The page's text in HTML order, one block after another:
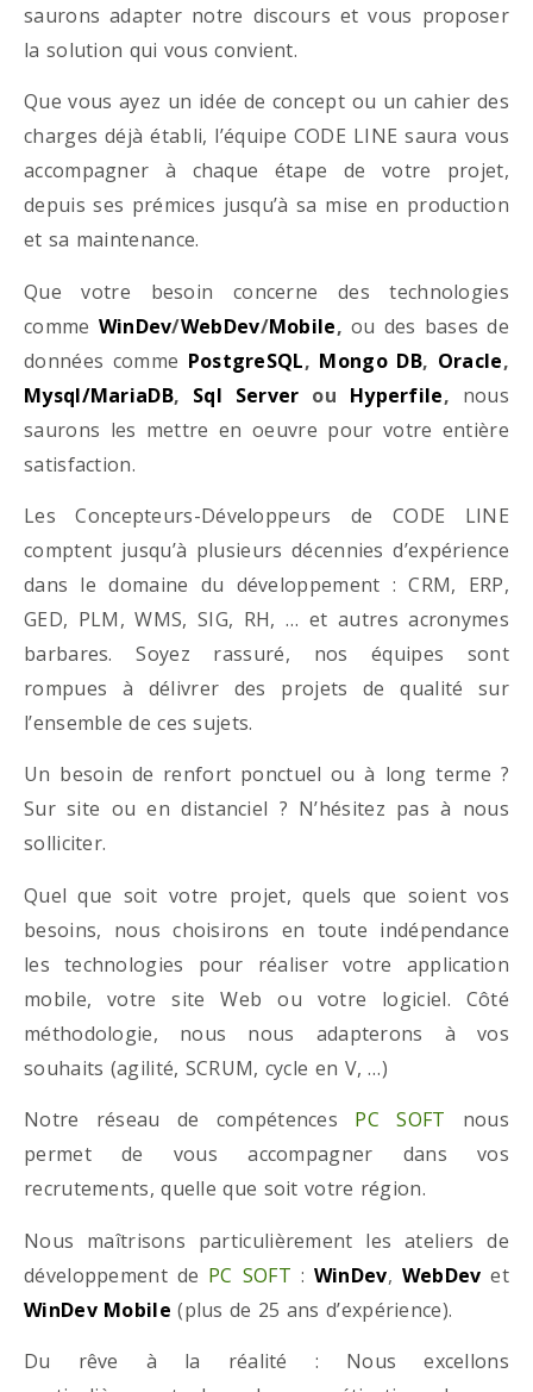
saurons adapter notre discours et vous proposer
la solution qui vous convient.
Que vous ayez un idée de concept ou un cahier des
charges déjà établi, l’équipe CODE LINE saura vous
accompagner à chaque étape de votre projet,
depuis ses prémices jusqu’à sa mise en production
et sa maintenance.
Que votre besoin concerne des technologies
comme WinDev/WebDev/Mobile, ou des bases de
données comme PostgreSQL, Mongo DB, Oracle,
Mysql/MariaDB, Sql Server ou Hyperfile, nous
saurons les mettre en oeuvre pour votre entière
satisfaction.
Les Concepteurs-Développeurs de CODE LINE
comptent jusqu’à plusieurs décennies d’expérience
dans le domaine du développement : CRM, ERP,
GED, PLM, WMS, SIG, RH, … et autres acronymes
barbares. Soyez rassuré, nos équipes sont
rompues à délivrer des projets de qualité sur
l’ensemble de ces sujets.
Un besoin de renfort ponctuel ou à long terme ?
Sur site ou en distanciel ? N’hésitez pas à nous
solliciter.
Quel que soit votre projet, quels que soient vos
besoins, nous choisirons en toute indépendance
les technologies pour réaliser votre application
mobile, votre site Web ou votre logiciel. Côté
méthodologie, nous nous adapterons à vos
souhaits (agilité, SCRUM, cycle en V, …)
Notre réseau de compétences PC SOFT nous
permet de vous accompagner dans vos
recrutements, quelle que soit votre région.
Nous maîtrisons particulièrement les ateliers de
développement de PC SOFT : WinDev, WebDev et
WinDev Mobile (plus de 25 ans d’expérience).
Du rêve à la réalité : Nous excellons